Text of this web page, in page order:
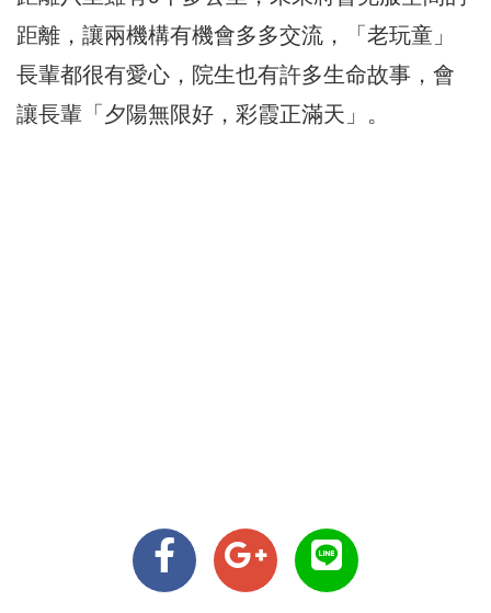
距離，讓兩機構有機會多多交流，「老玩童」
長輩都很有愛心，院生也有許多生命故事，會
讓長輩「夕陽無限好，彩霞正滿天」。